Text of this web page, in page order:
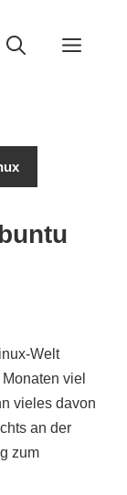
Welt
viel
vieles davon
an der
zum